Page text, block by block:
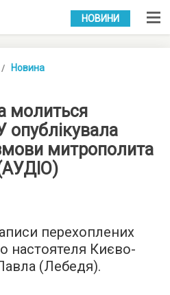
УКР РУС
НОВИНИ
Новина
молиться
митрополита
перехоплених
настоятеля Києво-
(Лебедя).